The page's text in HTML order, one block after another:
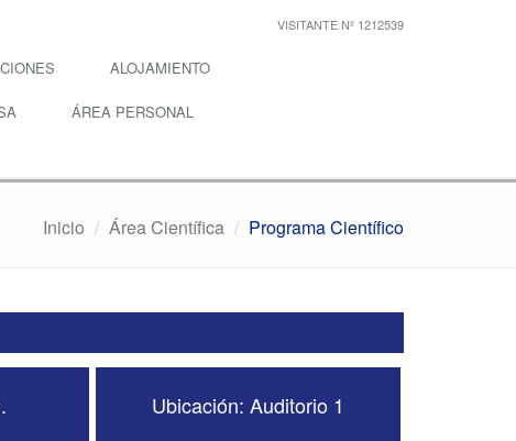
VISITANTE Nº 1212539
ALOJAMIENTO
ÁREA PERSONAL
Inicio Área Científica Programa Científico
Ubicación: Auditorio 1